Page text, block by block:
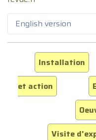
English version
Installation
et action
Visite